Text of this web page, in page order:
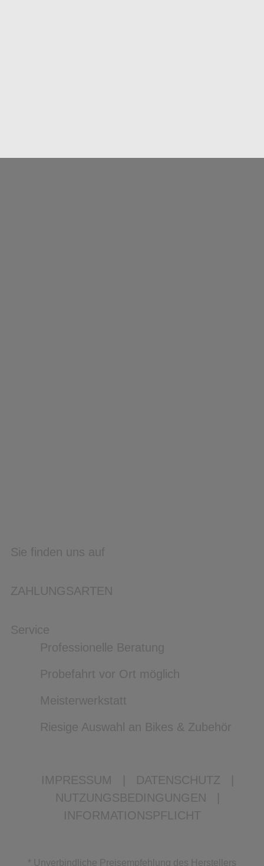
Sie finden uns auf
ZAHLUNGSARTEN
Service
Professionelle Beratung
Probefahrt vor Ort möglich
Meisterwerkstatt
Riesige Auswahl an Bikes & Zubehör
IMPRESSUM DATENSCHUTZ
NUTZUNGSBEDINGUNGEN
INFORMATIONSPFLICHT
* Unverbindliche Preisempfehlung des Herstellers